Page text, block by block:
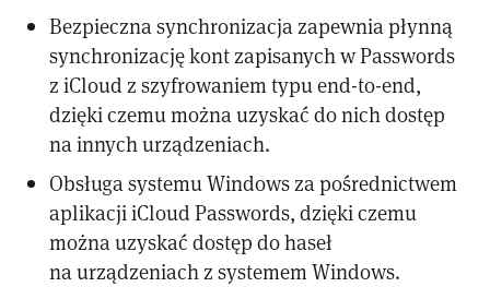
Bezpieczna synchronizacja zapewnia płynną
synchronizację kont zapisanych w Passwords
z iCloud z szyfrowaniem typu end-to-end,
dzięki czemu można uzyskać do nich dostęp
na innych urządzeniach.
Obsługa systemu Windows za pośrednictwem
aplikacji iCloud Passwords, dzięki czemu
można uzyskać dostęp do haseł
na urządzeniach z systemem Windows.